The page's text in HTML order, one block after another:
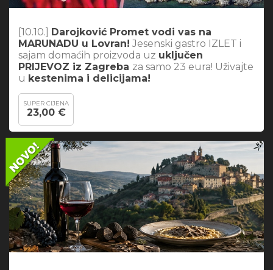
[10.10.]
Darojković Promet vodi vas na
MARUNADU u Lovran! Jesenski gastro IZLET i
sajam domaćih proizvoda uz uključen
PRIJEVOZ iz Zagreba za samo 23 eura! Uživajte
u kestenima i delicijama!
SUPER CIJENA
23,00 €